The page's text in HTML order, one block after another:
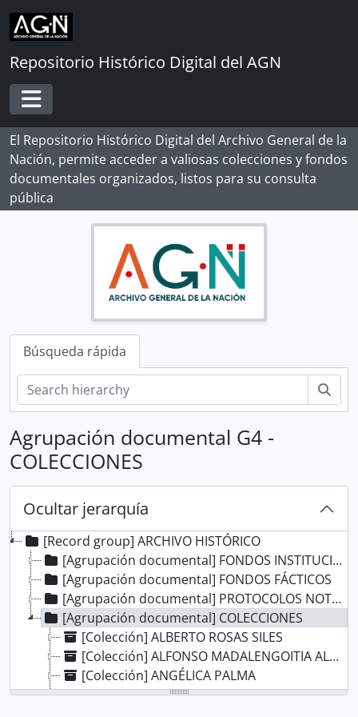
Skip to main content
Repositorio Histórico Digital del AGN
Toggle navigation
El Repositorio Histórico Digital del Archivo General de la
Nación, permite acceder a valiosas colecciones y fondos
documentales organizados, listos para su consulta
pública
Búsqueda rápida
Agrupación documental G4 -
COLECCIONES
Ocultar jerarquía
[Record group] ARCHIVO HISTÓRICO
[Agrupación documental] FONDOS INSTITUCIONALES
[Agrupación documental] FONDOS FÁCTICOS
[Agrupación documental] PROTOCOLOS NOTARIALES
[Agrupación documental] COLECCIONES
[Colección] ALBERTO ROSAS SILES
[Colección] ALFONSO MADALENGOITIA ALBRECHT
[Colección] ANGÉLICA PALMA
[Colección] BERNARDO MORAWSKY